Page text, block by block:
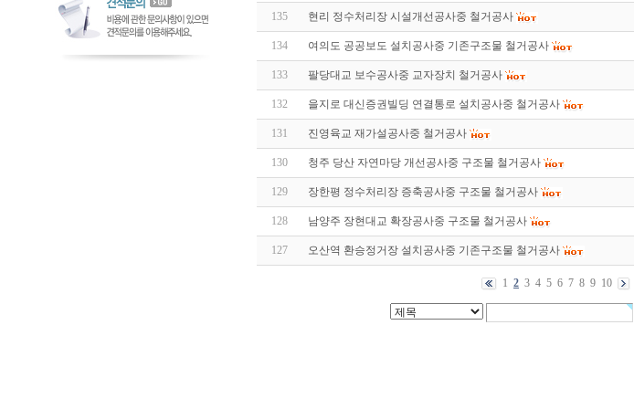
135 현리 정수처리장 시설개선공사중 철거공사
134 여의도 공공보도 설치공사중 기존구조물 철거공사
133 팔당대교 보수공사중 교자장치 철거공사
132 을지로 대신증권빌딩 연결통로 설치공사중 철거공사
131 진영육교 재가설공사중 철거공사
130 청주 당산 자연마당 개선공사중 구조물 철거공사
129 장한평 정수처리장 증축공사중 구조물 철거공사
128 남양주 장현대교 확장공사중 구조물 철거공사
127 오산역 환승정거장 설치공사중 기존구조물 철거공사
1 2 3 4 5 6 7 8 9 10